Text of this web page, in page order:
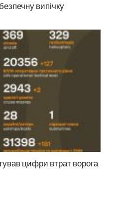
випічку
цифри втрат ворога